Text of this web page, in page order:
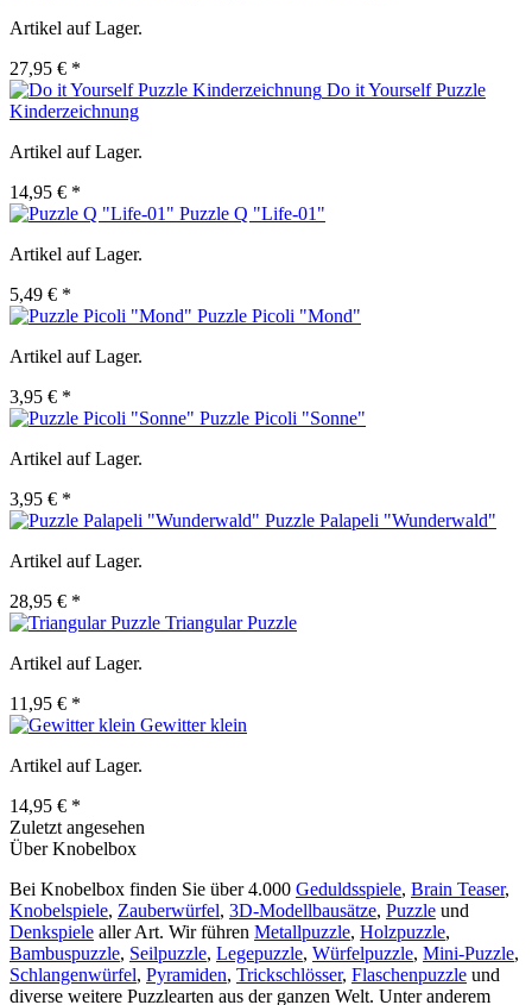
Artikel auf Lager.
27,95 € *
Do it Yourself Puzzle
Kinderzeichnung
Artikel auf Lager.
14,95 € *
Puzzle Q "Life-01"
Artikel auf Lager.
5,49 € *
Puzzle Picoli "Mond"
Artikel auf Lager.
3,95 € *
Puzzle Picoli "Sonne"
Artikel auf Lager.
3,95 € *
Puzzle Palapeli "Wunderwald"
Artikel auf Lager.
28,95 € *
Triangular Puzzle
Artikel auf Lager.
11,95 € *
Gewitter klein
Artikel auf Lager.
14,95 € *
Zuletzt angesehen
Über Knobelbox
Bei Knobelbox finden Sie über 4.000 Geduldsspiele, Brain Teaser,
Knobelspiele, Zauberwürfel, 3D-Modellbausätze, Puzzle und
Denkspiele aller Art. Wir führen Metallpuzzle, Holzpuzzle,
Bambuspuzzle, Seilpuzzle, Legepuzzle, Würfelpuzzle, Mini-Puzzle,
Schlangenwürfel, Pyramiden, Trickschlösser, Flaschenpuzzle und
diverse weitere Puzzlearten aus der ganzen Welt. Unter anderem